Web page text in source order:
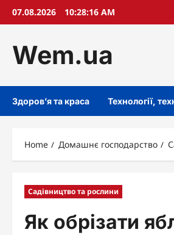
Skip07.08.2026 10:28:17 AM
Wem.ua
Здоров’я та краса Технології,
Home Домашнє господарство
Садівництво та рослини
Як обрізати